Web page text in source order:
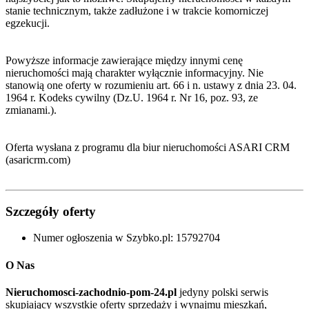
stanie technicznym, także zadłużone i w trakcie komorniczej
egzekucji.
Powyższe informacje zawierające między innymi cenę
nieruchomości mają charakter wyłącznie informacyjny. Nie
stanowią one oferty w rozumieniu art. 66 i n. ustawy z dnia 23. 04.
1964 r. Kodeks cywilny (Dz.U. 1964 r. Nr 16, poz. 93, ze
zmianami.).
Oferta wysłana z programu dla biur nieruchomości ASARI CRM
(asaricrm.com)
Szczegóły oferty
Numer ogłoszenia w Szybko.pl: 15792704
O Nas
Nieruchomosci-zachodnio-pom-24.pl jedyny polski serwis
skupiający wszystkie oferty sprzedaży i wynajmu mieszkań,